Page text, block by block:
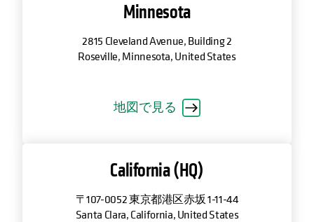
Minnesota
2815 Cleveland Avenue, Building 2
Roseville, Minnesota, United States
地図で見る
California (HQ)
〒107-0052 東京都港区赤坂 1-11-44
Santa Clara, California, United States